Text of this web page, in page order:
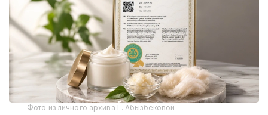
Фото из личного архива Г. Абызбековой